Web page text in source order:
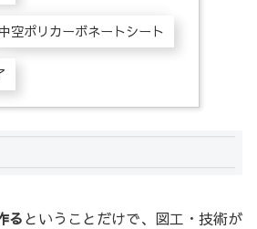
空ポリカーボネートシート
るということだけで、図工・技術が